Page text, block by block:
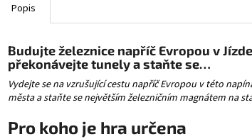
Popis
Budujte železnice napříč Evropou v
překonávejte tunely a staňte se…
Vydejte se na vzrušující cestu napříč Evropou v této
města a staňte se největším železničním magnátem na
Pro koho je hra určena